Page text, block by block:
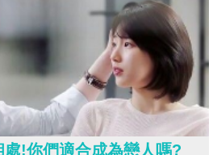
處!你們適合成為戀人嗎?